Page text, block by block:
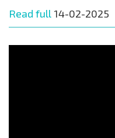
Read full 14-02-2025